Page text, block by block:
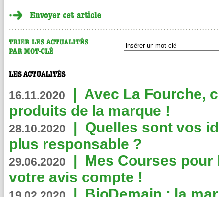
16.11.2020 | Avec La Fourche,
produits de la marque !
28.10.2020 | Quelles sont vos
plus responsable ?
29.06.2020 | Mes Courses pour
votre avis compte !